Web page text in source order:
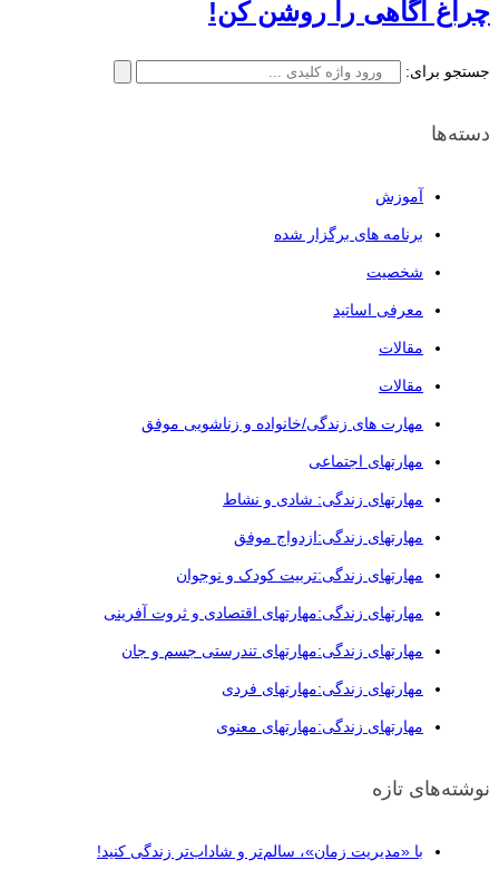
چراغ آگاهی را روشن کن!
جستجو برای:
دسته‌ها
آموزش
برنامه های برگزار شده
شخصیت
معرفی اساتید
مقالات
مقالات
مهارت های زندگی/خانواده و زناشویی موفق
مهارتهای اجتماعی
مهارتهای زندگی: شادی و نشاط
مهارتهای زندگی:ازدواج موفق
مهارتهای زندگی:تربیت کودک و نوجوان
مهارتهای زندگی:مهارتهای اقتصادی و ثروت آفرینی
مهارتهای زندگی:مهارتهای تندرستی جسم و جان
مهارتهای زندگی:مهارتهای فردی
مهارتهای زندگی:مهارتهای معنوی
نوشته‌های تازه
با «مدیریت زمان»، سالم‌تر و شاداب‌تر زندگی کنید!